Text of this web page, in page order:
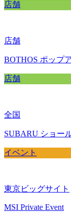
店舗
店舗
BOTHOS ポップ
店舗
全国
SUBARU ショー
イベント
東京ビッグサイト
MSI Private Event